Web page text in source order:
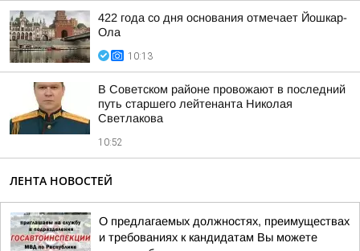
422 года со дня основания отмечает Йошкар-
Ола
10:13
В Советском районе провожают в последний
путь старшего лейтенанта Николая
Светлакова
10:52
ЛЕНТА НОВОСТЕЙ
О предлагаемых должностях, преимуществах
и требованиях к кандидатам Вы можете